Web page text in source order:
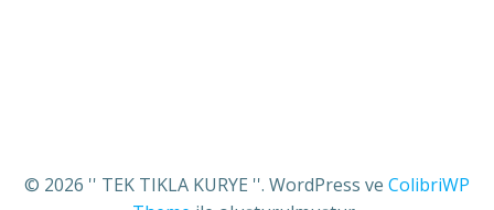
© 2026 '' TEK TIKLA KURYE ''. WordPress ve ColibriWP